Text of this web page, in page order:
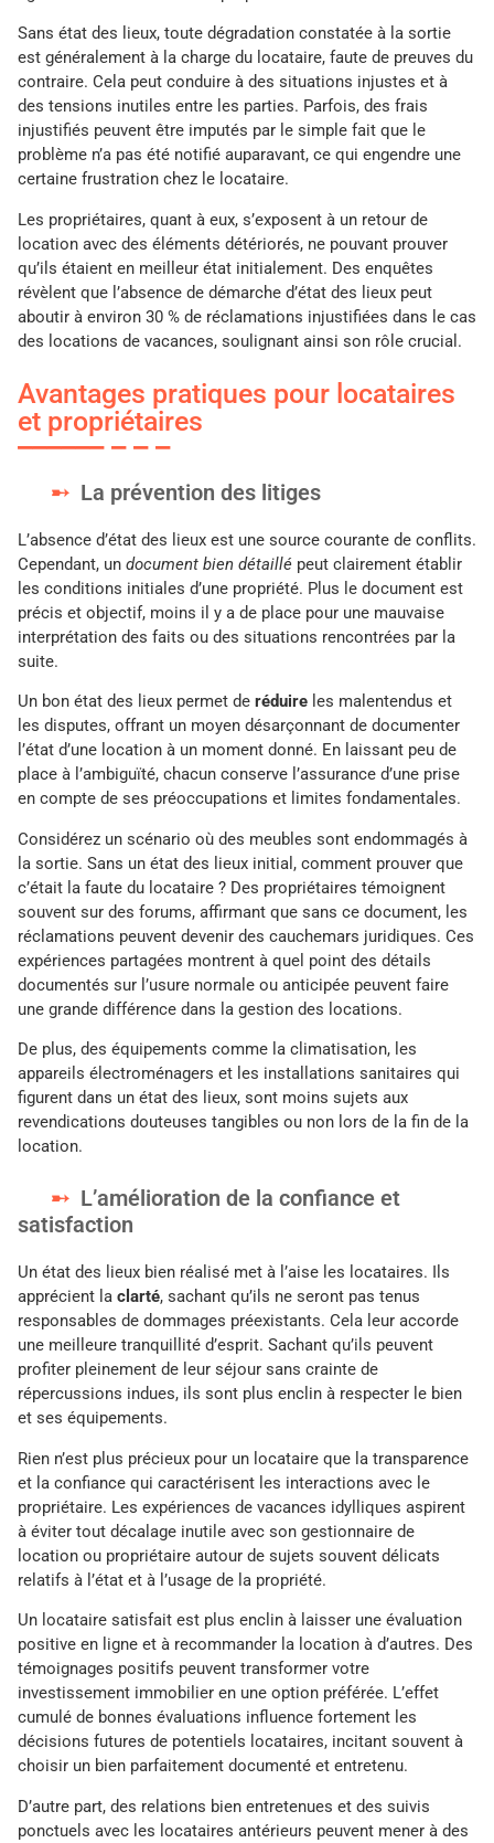
Sans état des lieux, toute dégradation constatée à la sortie
est généralement à la charge du locataire, faute de preuves du
contraire. Cela peut conduire à des situations injustes et à
des tensions inutiles entre les parties. Parfois, des frais
injustifiés peuvent être imputés par le simple fait que le
problème n’a pas été notifié auparavant, ce qui engendre une
certaine frustration chez le locataire.
Les propriétaires, quant à eux, s’exposent à un retour de
location avec des éléments détériorés, ne pouvant prouver
qu’ils étaient en meilleur état initialement. Des enquêtes
révèlent que l’absence de démarche d’état des lieux peut
aboutir à environ 30 % de réclamations injustifiées dans le cas
des locations de vacances, soulignant ainsi son rôle crucial.
Avantages pratiques pour locataires
et propriétaires
La prévention des litiges
L’absence d’état des lieux est une source courante de conflits.
Cependant, un document bien détaillé peut clairement établir
les conditions initiales d’une propriété. Plus le document est
précis et objectif, moins il y a de place pour une mauvaise
interprétation des faits ou des situations rencontrées par la
suite.
Un bon état des lieux permet de réduire les malentendus et
les disputes, offrant un moyen désarçonnant de documenter
l’état d’une location à un moment donné. En laissant peu de
place à l’ambiguïté, chacun conserve l’assurance d’une prise
en compte de ses préoccupations et limites fondamentales.
Considérez un scénario où des meubles sont endommagés à
la sortie. Sans un état des lieux initial, comment prouver que
c’était la faute du locataire ? Des propriétaires témoignent
souvent sur des forums, affirmant que sans ce document, les
réclamations peuvent devenir des cauchemars juridiques. Ces
expériences partagées montrent à quel point des détails
documentés sur l’usure normale ou anticipée peuvent faire
une grande différence dans la gestion des locations.
De plus, des équipements comme la climatisation, les
appareils électroménagers et les installations sanitaires qui
figurent dans un état des lieux, sont moins sujets aux
revendications douteuses tangibles ou non lors de la fin de la
location.
L’amélioration de la confiance et
satisfaction
Un état des lieux bien réalisé met à l’aise les locataires. Ils
apprécient la clarté, sachant qu’ils ne seront pas tenus
responsables de dommages préexistants. Cela leur accorde
une meilleure tranquillité d’esprit. Sachant qu’ils peuvent
profiter pleinement de leur séjour sans crainte de
répercussions indues, ils sont plus enclin à respecter le bien
et ses équipements.
Rien n’est plus précieux pour un locataire que la transparence
et la confiance qui caractérisent les interactions avec le
propriétaire. Les expériences de vacances idylliques aspirent
à éviter tout décalage inutile avec son gestionnaire de
location ou propriétaire autour de sujets souvent délicats
relatifs à l’état et à l’usage de la propriété.
Un locataire satisfait est plus enclin à laisser une évaluation
positive en ligne et à recommander la location à d’autres. Des
témoignages positifs peuvent transformer votre
investissement immobilier en une option préférée. L’effet
cumulé de bonnes évaluations influence fortement les
décisions futures de potentiels locataires, incitant souvent à
choisir un bien parfaitement documenté et entretenu.
D’autre part, des relations bien entretenues et des suivis
ponctuels avec les locataires antérieurs peuvent mener à des